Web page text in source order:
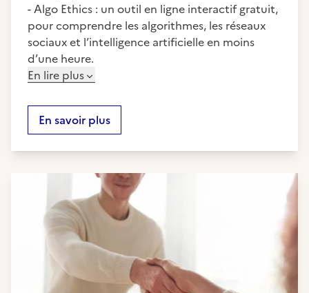
- Algo Ethics : un outil en ligne interactif gratuit,
pour comprendre les algorithmes, les réseaux
sociaux et l’intelligence artificielle en moins
d’une heure.
En lire plus
En savoir plus